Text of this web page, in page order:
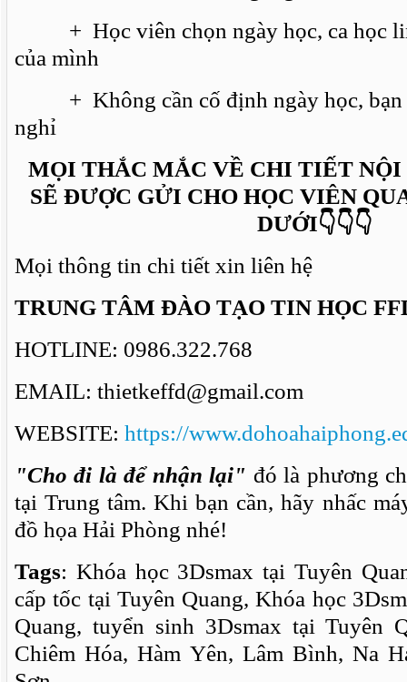
+ Học viên chọn ngày học, ca học
của mình
+ Không cần cố định ngày học, bạn
nghỉ
MỌI THẮC MẮC VỀ CHI TIẾT NỘI
SẼ ĐƯỢC GỬI CHO HỌC VIÊN
DƯỚI👇👇👇
Mọi thông tin chi tiết xin liên hệ
TRUNG TÂM ĐÀO TẠO TIN HỌC
HOTLINE: 0986.322.768
EMAIL: thietkeffd@gmail.com
WEBSITE: https://
"Cho đi là để nhận lại" đó là phương
tại Trung tâm. Khi bạn cần, hãy nhấc
đồ họa Hải Phòng nhé!
Tags: Khóa học 3Dsmax tại Tuyên
cấp tốc tại Tuyên Quang, Khóa học
Quang, tuyển sinh 3Dsmax tại Tuyên
Chiêm Hóa, Hàm Yên, Lâm Bình, Na